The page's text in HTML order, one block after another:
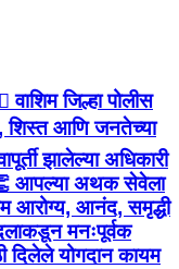
वाशिम जिल्हा पोलीस
शिस्त आणि जनतेच्या
झालेल्या अधिकारी
आपल्या अथक सेवेला
आरोग्य, आनंद, समृद्धी
मनःपूर्वक
दिलेले योगदान कायम